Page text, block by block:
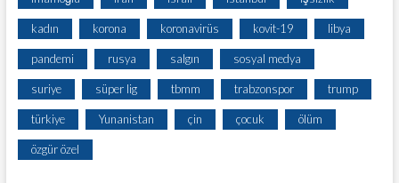
kadın korona koronavirüs kovit-19 libya
pandemi rusya salgın sosyal medya
suriye süper lig tbmm trabzonspor trump
türkiye Yunanistan çin çocuk ölüm
özgür özel